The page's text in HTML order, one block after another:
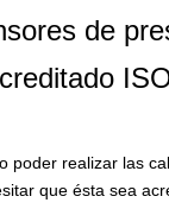
de
poder realizar las
que ésta sea